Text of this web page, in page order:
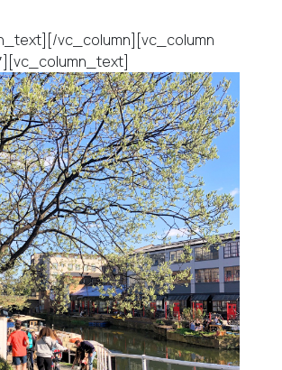
vc_column][vc_column